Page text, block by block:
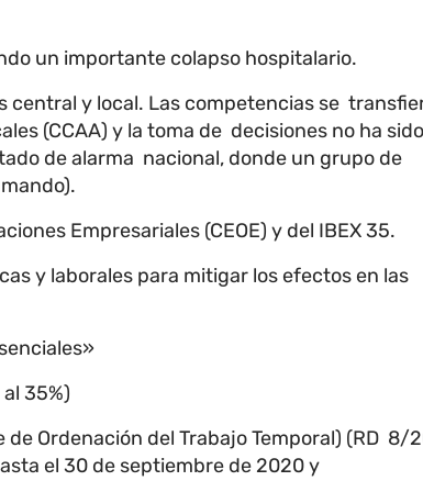
un importante colapso hospitalario.
central y local. Las competencias se
(CCAA) y la toma de decisiones no ha sido
de alarma nacional, donde un grupo de
Empresariales (CEOE) y del IBEX 35.
y laborales para mitigar los efectos en las
35%)
Ordenación del Trabajo Temporal) (RD 8/
el 30 de septiembre de 2020 y